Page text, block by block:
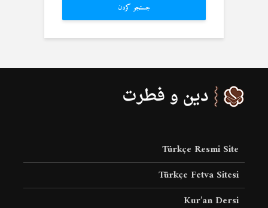
جستجو کردن
Türkçe Resmi Site
Türkçe Fetva Sitesi
Kur’an Dersi